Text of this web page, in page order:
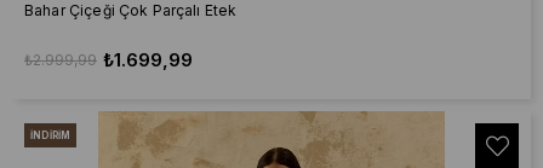
Bahar Çiçeği Çok Parçalı Etek
₺1.699,99
₺2.999,99
İNDIRIM